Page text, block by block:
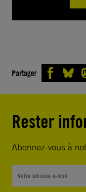
Partager
Rester
Abonnez-vous à